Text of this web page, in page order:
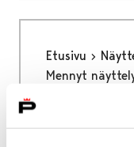
Etusivu
Mennyt
secolo –
Mennyt